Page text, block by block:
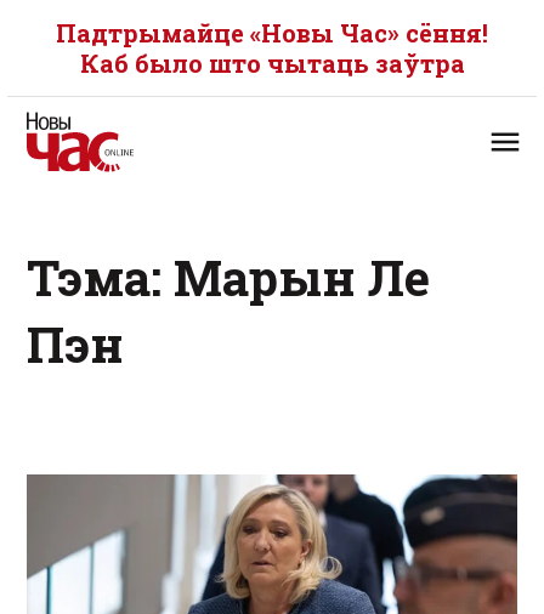
Падтрымайце «Новы Час» сёння!
Каб было што чытаць заўтра
Тэма: Марын Ле
Пэн